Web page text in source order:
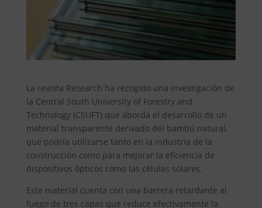
La revista Research ha recogido una investigación de
la Central South University of Forestry and
Technology (CSUFT) que aborda el desarrollo de un
material transparente derivado del bambú natural,
que podría utilizarse tanto en la industria de la
construcción como para mejorar la eficiencia de
dispositivos ópticos como las células solares.
Este material cuenta con una barrera retardante al
fuego de tres capas que reduce efectivamente la